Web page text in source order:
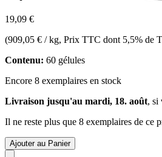
19,09 €
(909,05 € / kg, Prix TTC dont 5,5% de
Contenu: 60 gélules
Encore 8 exemplaires en stock
Livraison jusqu'au mardi, 18. août, si
Il ne reste plus que 8 exemplaires de ce
Ajouter au Panier